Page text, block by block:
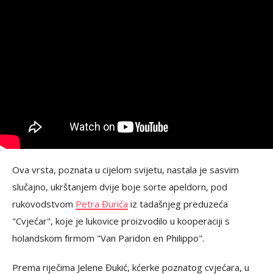
Ova vrsta, poznata u cijelom svijetu, nastala je sasvim
slučajno, ukrštanjem dvije boje sorte apeldorn, pod
rukovodstvom Petra Đurića iz tadašnjeg preduzeća
"Cvjećar", koje je lukovice proizvodilo u kooperaciji s
holandskom firmom "Van Paridon en Philippo".
Prema riječima Jelene Đukić, kćerke poznatog cvjećara, u